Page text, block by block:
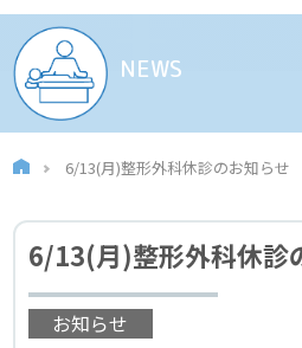
NEWS
6/13(月)整形外科休診のお知らせ
6/13(月)整形外科休診
お知らせ